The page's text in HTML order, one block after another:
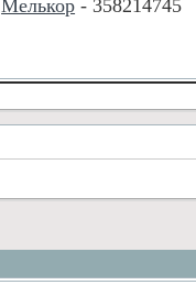
Мелькор - 358214745